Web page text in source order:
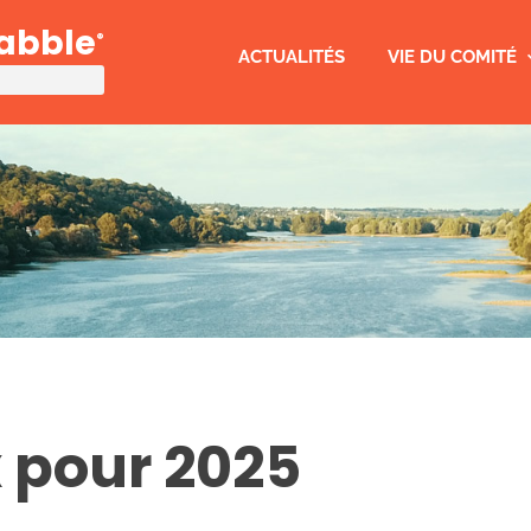
®
ACTUALITÉS VIE DU COMITÉ
2025